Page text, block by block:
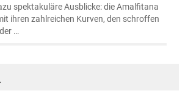
spektakuläre Ausblicke: die Amalfitana
ihren zahlreichen Kurven, den schroffen
…